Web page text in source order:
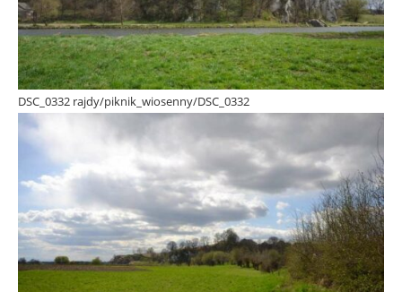
DSC_0332 rajdy/piknik_wiosenny/DSC_0332